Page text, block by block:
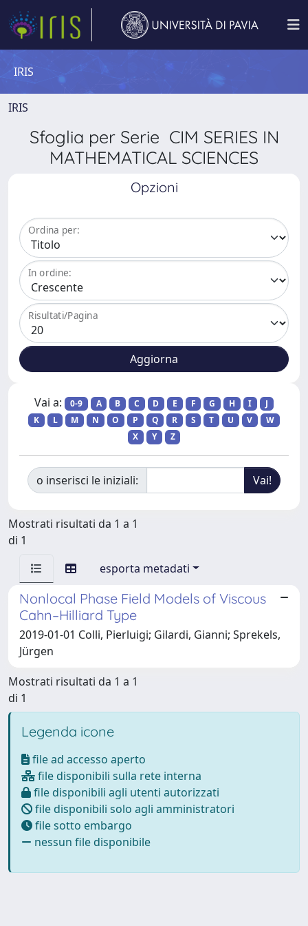
IRIS
IRIS
Sfoglia per Serie CIM SERIES IN
MATHEMATICAL SCIENCES
Opzioni
Ordina per:
In ordine:
Risultati/Pagina
Vai a: 0-9 A B C D E F G H I
J
K
L M N O P Q R S T U V
W
X
Y Z
o inserisci le iniziali:
Mostrati risultati da 1 a 1
di 1
esporta metadati
Nonlocal Phase Field Models of Viscous
Cahn–Hilliard Type
2019-01-01 Colli, Pierluigi; Gilardi, Gianni; Sprekels,
Jürgen
Mostrati risultati da 1 a 1
di 1
Legenda icone
file ad accesso aperto
file disponibili sulla rete interna
file disponibili agli utenti autorizzati
file disponibili solo agli amministratori
file sotto embargo
nessun file disponibile